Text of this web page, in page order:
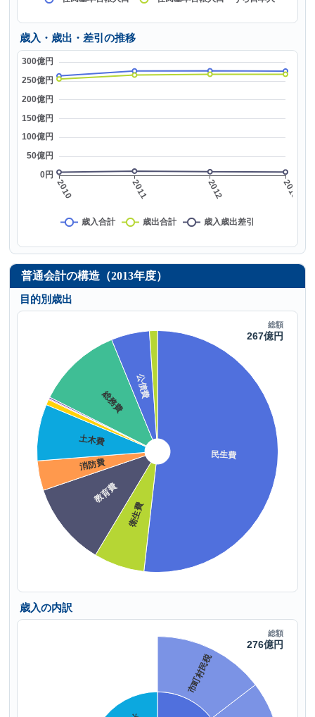
歳入・歳出・差引の推移
普通会計の構造（2013年度）
目的別歳出
歳入の内訳